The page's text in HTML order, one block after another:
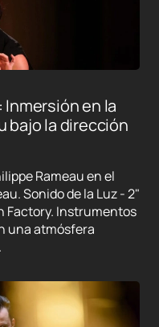
en la
bajo la dirección
Rameau en el
Sonido de la Luz - 2"
Factory. Instrumentos
una atmósfera